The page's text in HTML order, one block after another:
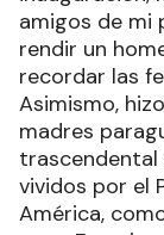
amigos de mi
rendir un
recordar las
Asimismo,
madres
trascendental
vividos por el
América,